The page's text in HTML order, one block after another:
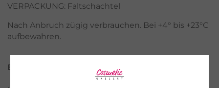
VERPACKUNG: Faltschachtel
Nach Anbruch zügig verbrauchen. Bei +4° bis +23°C
aufbewahren.
Eigenschaften des Produkts